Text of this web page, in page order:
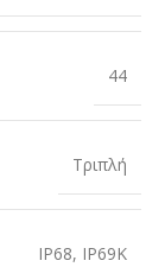
44
Τριπλή
IP68, IP69K